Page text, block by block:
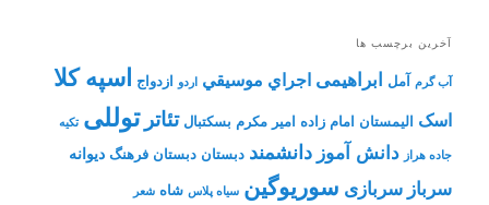
آخرین برچسب ها
آب گرم آمل ابراهیمی اجراي موسيقي اردو ازدواج اسپه کلا
اسک الیمستان امام زاده امیر مکرم بسکتبال تئاتر توللی تکیه
جاده هراز دانش آموز دانشمند دبستان دبستان فرهنگ دیوانه
سرباز سربازی سوریوگین سیاه پلاس شاه شعر